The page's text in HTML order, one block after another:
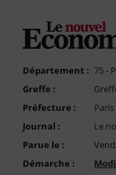
FAQ
Compte PRO
Département : 75 -
Greffe :
Préfecture :
Paris
Journal :
Le
Parue le :
Démarche :